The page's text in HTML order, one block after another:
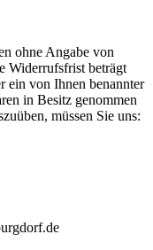
ohne Angabe von
Widerrufsfrist beträgt
ein von Ihnen benannter
in Besitz genommen
müssen Sie uns: